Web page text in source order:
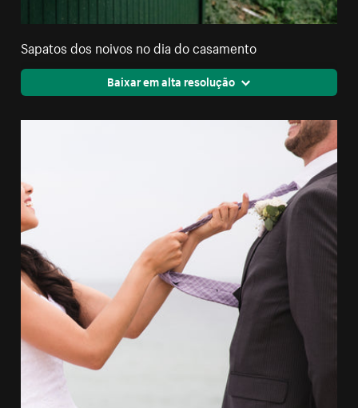
Sapatos dos noivos no dia do casamento
Baixar em alta resolução